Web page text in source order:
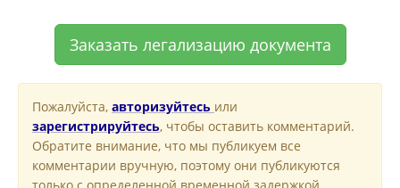
Заказать легализацию документа
Пожалуйста, авторизуйтесь или
зарегистрируйтесь, чтобы оставить комментарий.
Обратите внимание, что мы публикуем все
комментарии вручную, поэтому они публикуются
только с определенной временной задержкой.